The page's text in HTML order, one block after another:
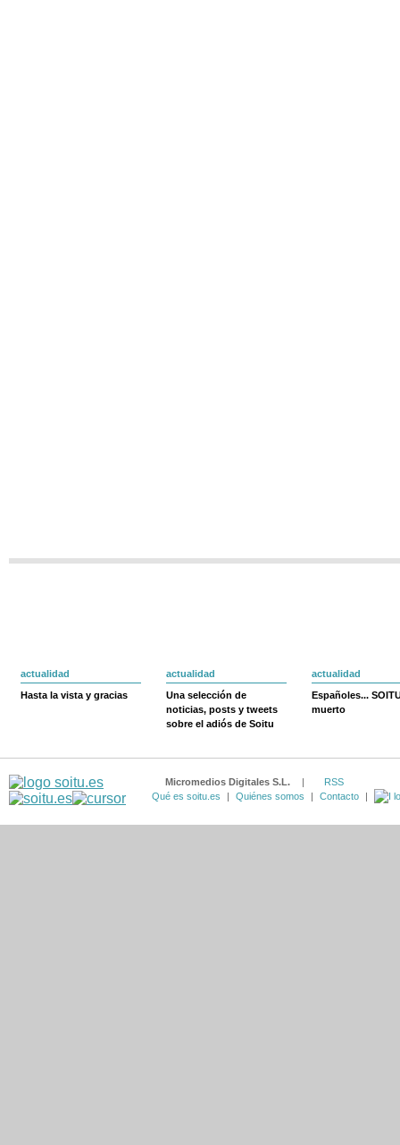
actualidad
Hasta la vista y gracias
actualidad
Una selección de
noticias, posts y tweets
sobre el adiós de Soitu
actualidad
Españoles...
muerto
Micromedios Digitales S.L. |
RSS
Qué es soitu.es
| Quiénes somos | Contacto |